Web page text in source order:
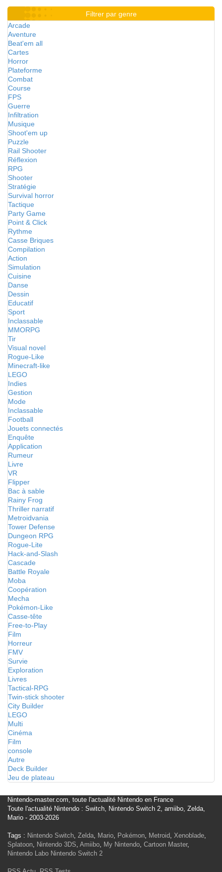
Filtrer par genre
Arcade
Aventure
Beat'em all
Cartes
Horror
Plateforme
Combat
Course
FPS
Guerre
Infiltration
Musique
Shoot'em up
Puzzle
Rail Shooter
Réflexion
RPG
Shooter
Stratégie
Survival horror
Tactique
Party Game
Point & Click
Rythme
Casse Briques
Compilation
Action
Simulation
Cuisine
Danse
Dessin
Educatif
Sport
Inclassable
MMORPG
Tir
Visual novel
Rogue-Like
Minecraft-like
LEGO
Indies
Gestion
Mode
Inclassable
Football
Jouets connectés
Enquête
Application
Rumeur
Livre
VR
Flipper
Bac à sable
Rainy Frog
Thriller narratif
Metroidvania
Tower Defense
Dungeon RPG
Rogue-Lite
Hack-and-Slash
Cascade
Battle Royale
Moba
Coopération
Mecha
Pokémon-Like
Casse-tête
Free-to-Play
Film
Horreur
FMV
Survie
Exploration
Livres
Tactical-RPG
Twin-stick shooter
City Builder
LEGO
Multi
Cinéma
Film
console
Autre
Deck Builder
Jeu de plateau
Nintendo-master.com, toute l'actualité Nintendo en France
Toute l'actualité Nintendo : Switch, Nintendo Switch 2, amiibo, Zelda,
Mario - 2003-2026
Tags : Nintendo Switch, Zelda, Mario, Pokémon, Metroid, Xenoblade,
Splatoon, Nintendo 3DS, Amiibo, My Nintendo, Cartoon Master,
Nintendo Labo Nintendo Switch 2